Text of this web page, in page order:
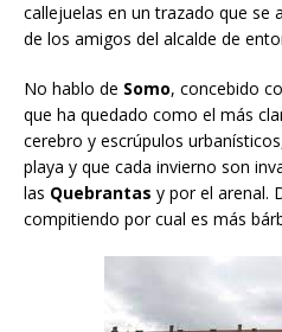
callejuelas en un trazado que se
de los amigos del alcalde de
No hablo de Somo, concebido
que ha quedado como el más
cerebro y escrúpulos
playa y que cada invierno son
las Quebrantas y por el arenal.
compitiendo por cual es más